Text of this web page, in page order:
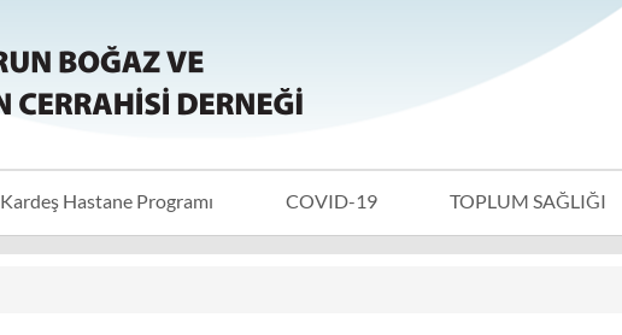
Kardeş Hastane Programı COVID-19 TOPLUM SAĞLIĞI